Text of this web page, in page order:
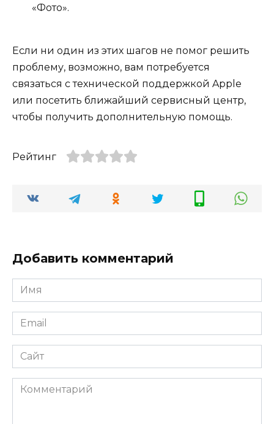
«Фото».
Если ни один из этих шагов не помог решить
проблему, возможно, вам потребуется
связаться с технической поддержкой Apple
или посетить ближайший сервисный центр,
чтобы получить дополнительную помощь.
Рейтинг
Добавить комментарий
Имя
*
Email
*
Сайт
Комментарий